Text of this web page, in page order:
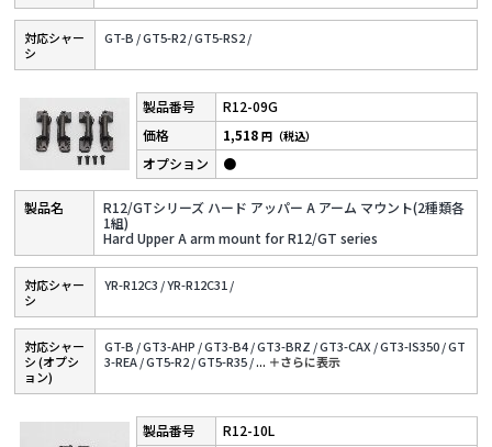
対応シャー
シ
GT-B /GT5-R2 /GT5-RS2 /
R12-09G
R12/GTシリーズ ハード アッパー A アーム マウント(2種類各
1組)
Hard Upper A arm mount for R12/GT series
1,518円（税込）
●
対応シャー
シ
YR-R12C3 /YR-R12C31 /
対応シャー
シ (オプシ
ョン)
GT-B /GT3-AHP /GT3-B4 /GT3-BRZ /GT3-CAX /GT3-IS350 /GT
3-REA /GT5-R2 /GT5-R35 /... ＋さらに表⽰
R12-10L